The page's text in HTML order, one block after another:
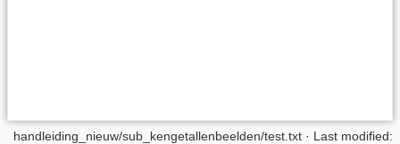
handleiding_nieuw/sub_kengetallenbeelden/test.txt · Last modified: